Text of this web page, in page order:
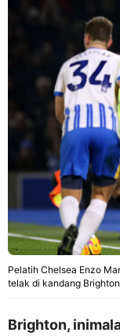
Pelatih Chelsea Enzo
telak di kandang
Brighton,